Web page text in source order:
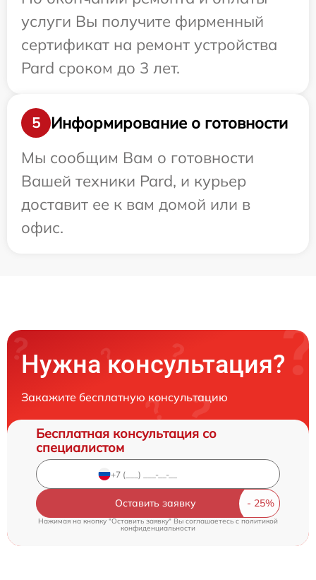
услуги Вы получите фирменный
сертификат на ремонт устройства
Pard сроком до 3 лет.
5
Информирование о готовности
Мы сообщим Вам о готовности
Вашей техники Pard, и курьер
доставит ее к вам домой или в
офис.
Нужна консультация?
Закажите бесплатную консультацию
Бесплатная консультация со
специалистом
Оставить заявку
Нажимая на кнопку "Оставить заявку" Вы соглашаетесь c политикой
конфиденциальности